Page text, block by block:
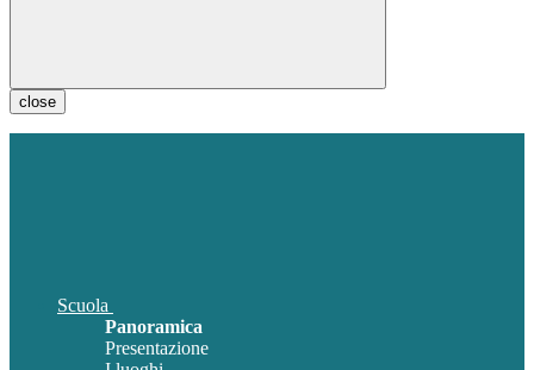
close
Scuola
Panoramica
Presentazione